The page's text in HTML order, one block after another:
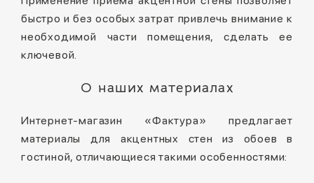
быстро и без особых затрат привлечь внимание к
необходимой части помещения, сделать ее
ключевой.
О наших материалах
Интернет-магазин «Фактура» предлагает
материалы для акцентных стен из обоев в
гостиной, отличающиеся такими особенностями: